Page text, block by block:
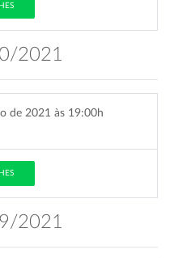
2021
de 2021 às 19:00h
2021